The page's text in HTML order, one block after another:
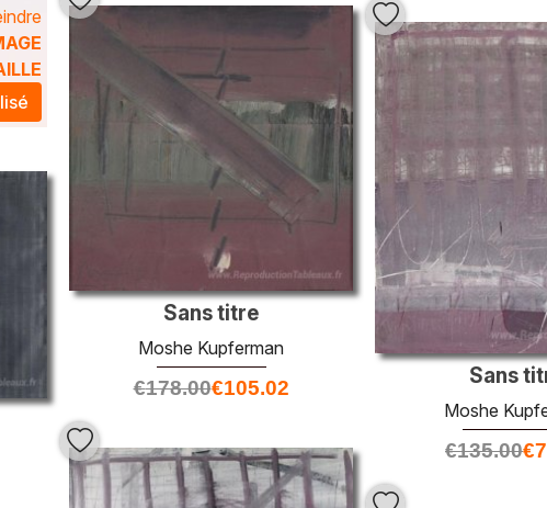
Sans titre
Moshe Kupferman
€178.00€105.02 Sans
Moshe
€135.00€